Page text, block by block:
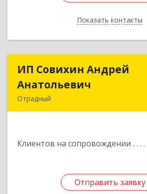
Показать контакты
Назад
ИП Совихин Андрей
Анатольевич
Отрадный
Клиентов на сопровождении
Отправить заявку
ИП
Отправить заявку